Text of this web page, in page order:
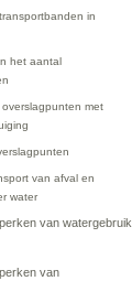
in
het aantal
met
van afval en
water
van watergebruik
van